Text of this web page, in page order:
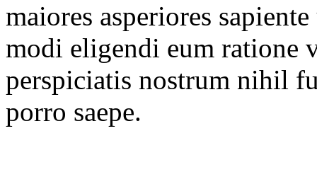
maiores asperiores
modi eligendi eum ratione
perspiciatis nostrum nihil
porro saepe.